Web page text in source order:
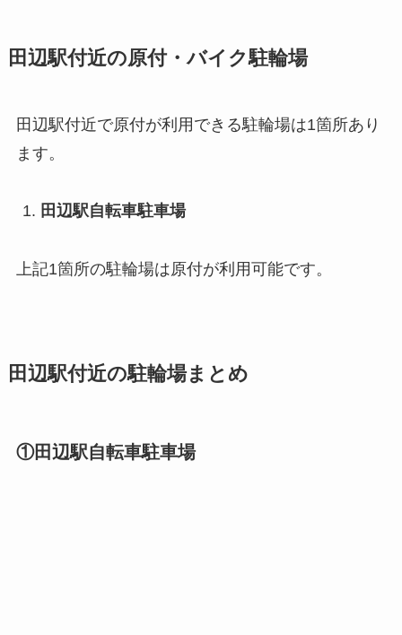
田辺駅付近の原付・バイク駐輪場
田辺駅付近で原付が利用できる駐輪場は1箇所あり
ます。
田辺駅自転車駐車場
上記1箇所の駐輪場は原付が利用可能です。
田辺駅付近の駐輪場まとめ
①田辺駅自転車駐車場